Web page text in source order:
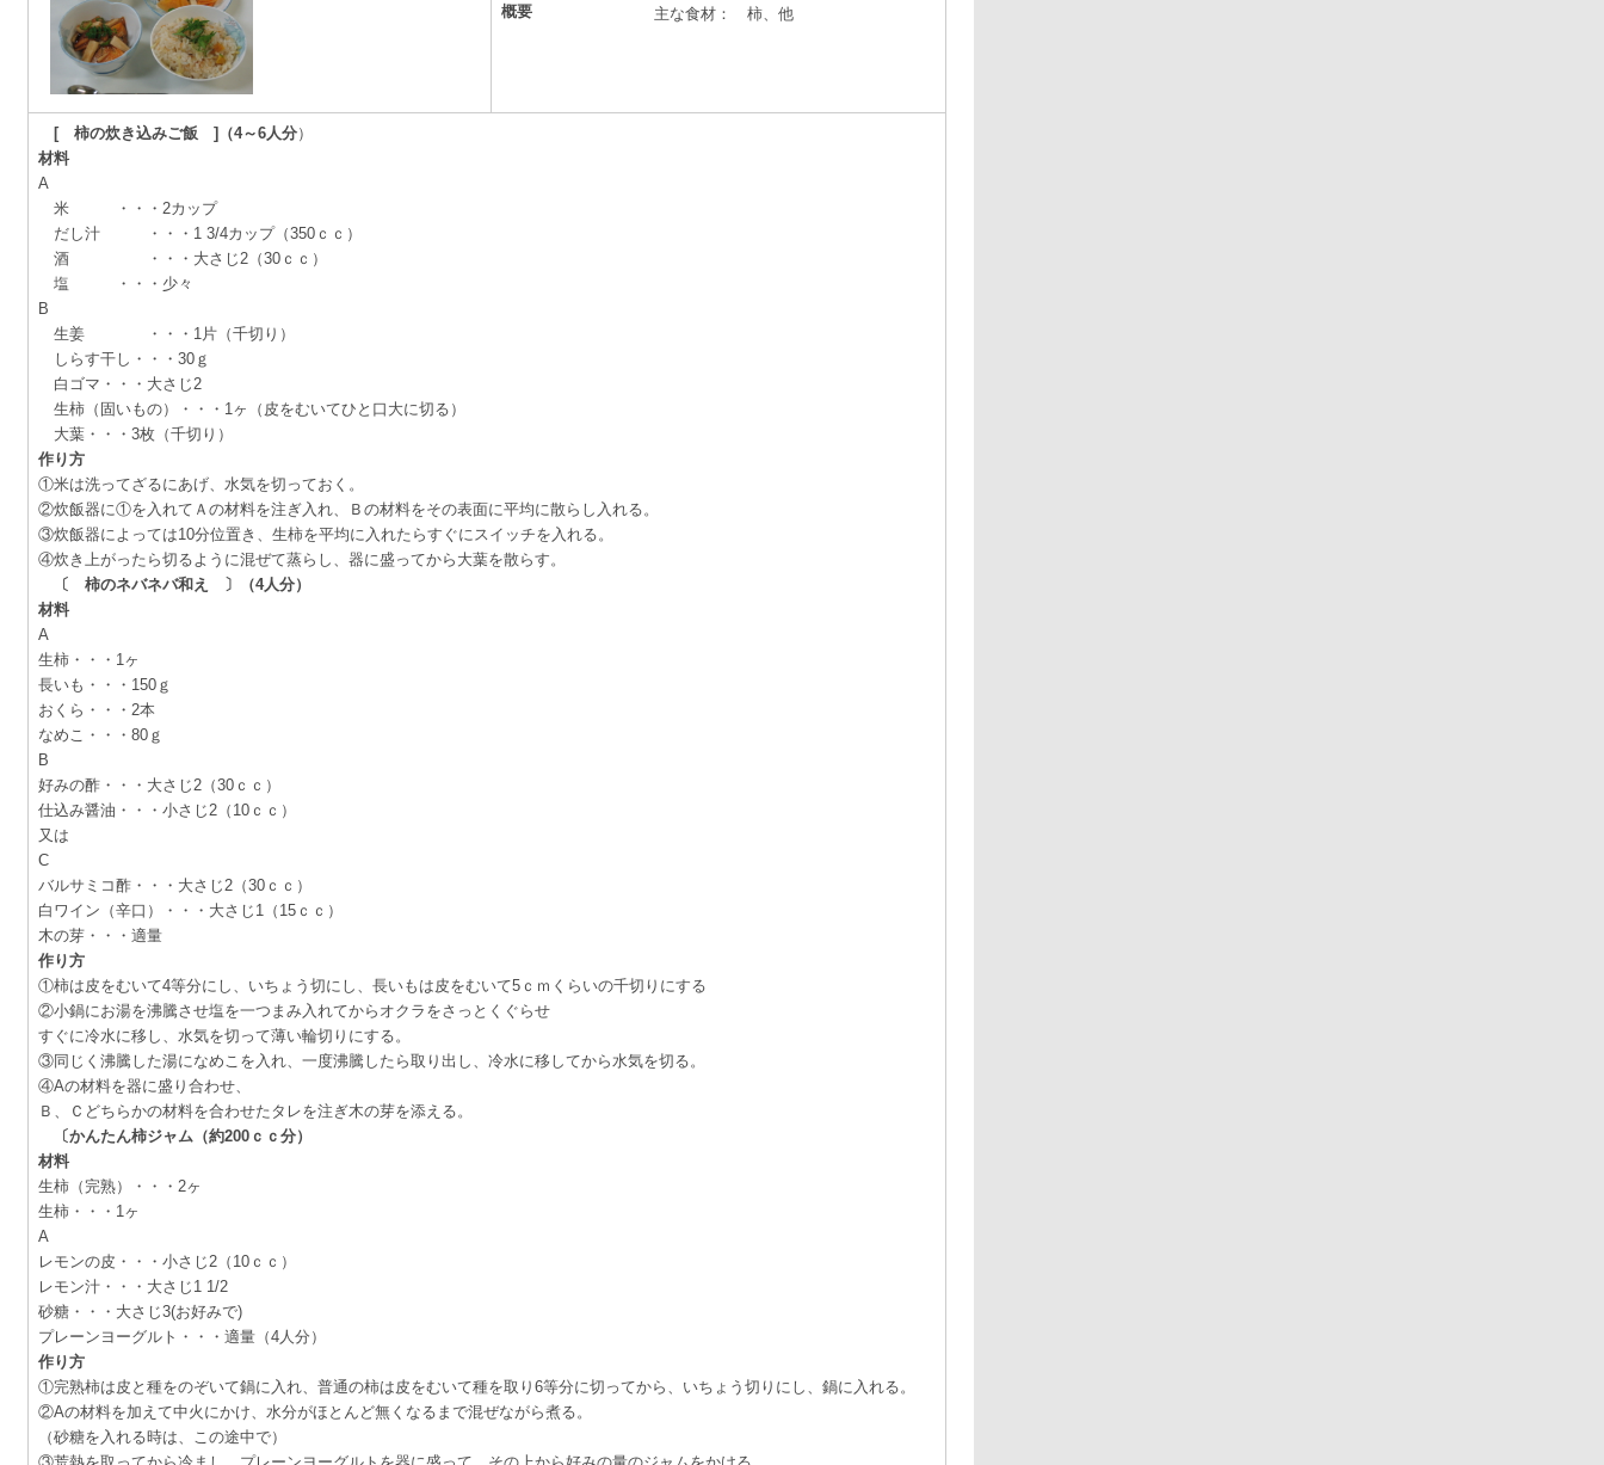
概要
主な食材： 柿、他
[ 柿の炊き込みご飯 ] （4～6人分）
材料
A
米 ・・・2カップ
だし汁 ・・・1 3/4カップ（350ｃｃ）
酒 ・・・大さじ2（30ｃｃ）
塩 ・・・少々
B
生姜 ・・・1片（千切り）
しらす干し・・・30ｇ
白ゴマ・・・大さじ2
生柿（固いもの）・・・1ヶ（皮をむいてひと口大に切る）
大葉・・・3枚（千切り）
作り方
①米は洗ってざるにあげ、水気を切っておく。
②炊飯器に①を入れてＡの材料を注ぎ入れ、Ｂの材料をその表面に平均に散らし入れる。
③炊飯器によっては10分位置き、生柿を平均に入れたらすぐにスイッチを入れる。
④炊き上がったら切るように混ぜて蒸らし、器に盛ってから大葉を散らす。
〔 柿のネバネバ和え 〕（4人分）
材料
A
生柿・・・1ヶ
長いも・・・150ｇ
おくら・・・2本
なめこ・・・80ｇ
B
好みの酢・・・大さじ2（30ｃｃ）
仕込み醤油・・・小さじ2（10ｃｃ）
又は
C
バルサミコ酢・・・大さじ2（30ｃｃ）
白ワイン（辛口）・・・大さじ1（15ｃｃ）
木の芽・・・適量
作り方
①柿は皮をむいて4等分にし、いちょう切にし、長いもは皮をむいて5ｃｍくらいの千切りにする
②小鍋にお湯を沸騰させ塩を一つまみ入れてからオクラをさっとくぐらせ
すぐに冷水に移し、水気を切って薄い輪切りにする。
③同じく沸騰した湯になめこを入れ、一度沸騰したら取り出し、冷水に移してから水気を切る。
④Aの材料を器に盛り合わせ、
Ｂ、Ｃどちらかの材料を合わせたタレを注ぎ木の芽を添える。
〔かんたん柿ジャム（約200ｃｃ分）
材料
生柿（完熟）・・・2ヶ
生柿・・・1ヶ
A
レモンの皮・・・小さじ2（10ｃｃ）
レモン汁・・・大さじ1 1/2
砂糖・・・大さじ3(お好みで)
プレーンヨーグルト・・・適量（4人分）
作り方
①完熟柿は皮と種をのぞいて鍋に入れ、普通の柿は皮をむいて種を取り6等分に切ってから、いちょう切りにし、鍋に入れる。
②Aの材料を加えて中火にかけ、水分がほとんど無くなるまで混ぜながら煮る。
（砂糖を入れる時は、この途中で）